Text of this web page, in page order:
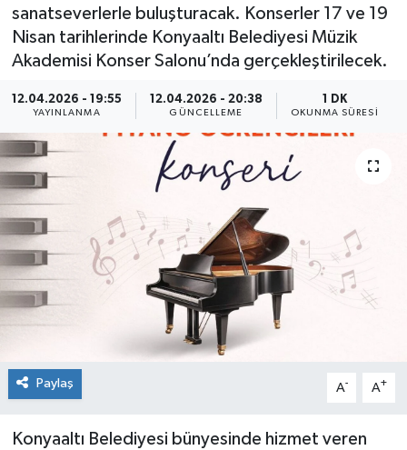
sanatseverlerle buluşturacak. Konserler 17 ve 19
Nisan tarihlerinde Konyaaltı Belediyesi Müzik
Akademisi Konser Salonu’nda gerçekleştirilecek.
12.04.2026 - 19:55
YAYINLANMA
12.04.2026 - 20:38
GÜNCELLEME
1 DK
OKUNMA SÜRESI
Paylaş A- A+
Konyaaltı Belediyesi bünyesinde hizmet veren